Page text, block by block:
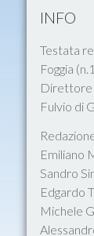
INFO
Testata
Foggia
Direttore
Fulvio di
Emiliano
Sandro
Edgardo
Michele